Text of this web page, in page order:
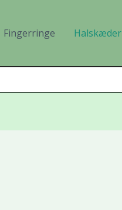
Fingerringe Halskæder